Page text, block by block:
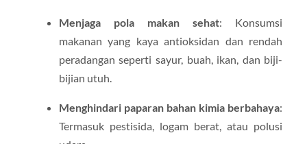
Menjaga pola makan sehat: Konsumsi
makanan yang kaya antioksidan dan rendah
peradangan seperti sayur, buah, ikan, dan biji-
bijian utuh.
Menghindari paparan bahan kimia berbahaya:
Termasuk pestisida, logam berat, atau polusi